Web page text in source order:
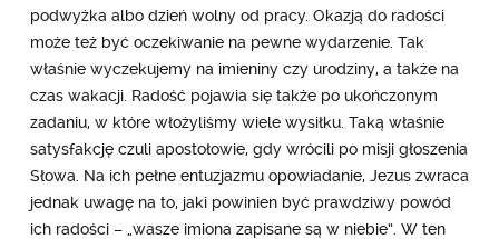
podwyżka albo dzień wolny od pracy. Okazją do radości
może też być oczekiwanie na pewne wydarzenie. Tak
właśnie wyczekujemy na imieniny czy urodziny, a także na
czas wakacji. Radość pojawia się także po ukończonym
zadaniu, w które włożyliśmy wiele wysiłku. Taką właśnie
satysfakcję czuli apostołowie, gdy wrócili po misji głoszenia
Słowa. Na ich pełne entuzjazmu opowiadanie, Jezus zwraca
jednak uwagę na to, jaki powinien być prawdziwy powód
ich radości – „wasze imiona zapisane są w niebie”. W ten